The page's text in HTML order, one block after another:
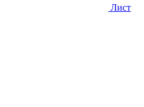
Лист